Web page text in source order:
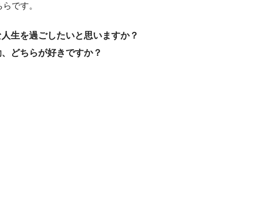
です。
生を過ごしたいと思いますか？
どちらが好きですか？